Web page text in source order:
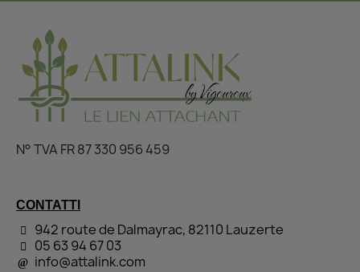
N° TVA FR 87 330 956 459
CONTATTI
942 route de Dalmayrac, 82110 Lauzerte
05 63 94 67 03
info@attalink.com